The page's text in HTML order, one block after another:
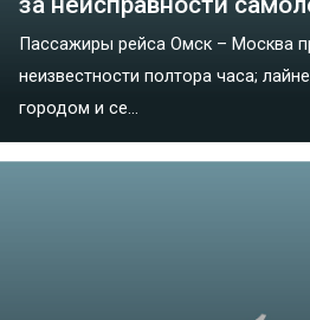
Пассажиры рейса Омск – Москва
неизвестности полтора часа;
городом и се...